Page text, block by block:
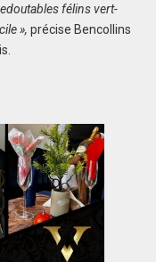
félins vert-
», précise Bencollins